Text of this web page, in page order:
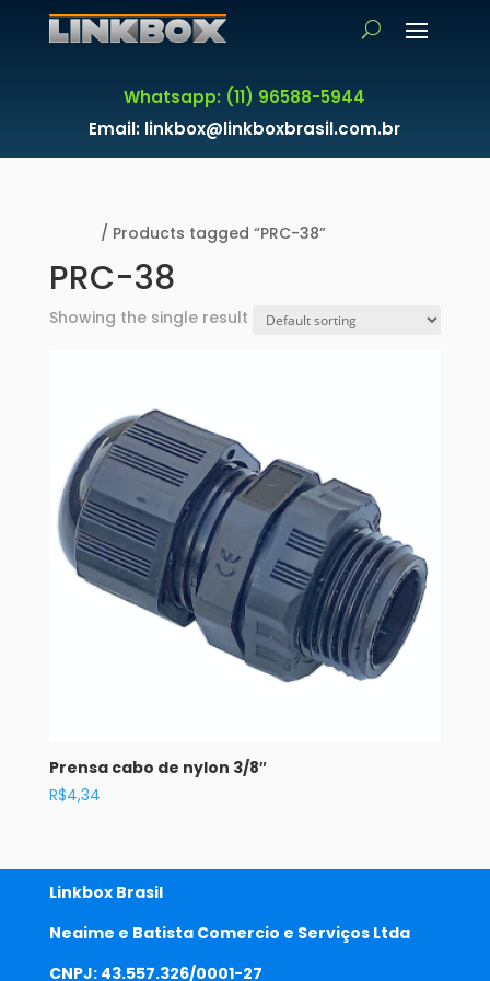
Whatsapp: (11) 96588-5944
Email: linkbox@linkboxbrasil.com.br
/ Products tagged “PRC-38”
PRC-38
Showing the single result
Prensa cabo de nylon 3/8″
R$4,34
Linkbox Brasil
Neaime e Batista Comercio e Serviços Ltda
CNPJ: 43.557.326/0001-27